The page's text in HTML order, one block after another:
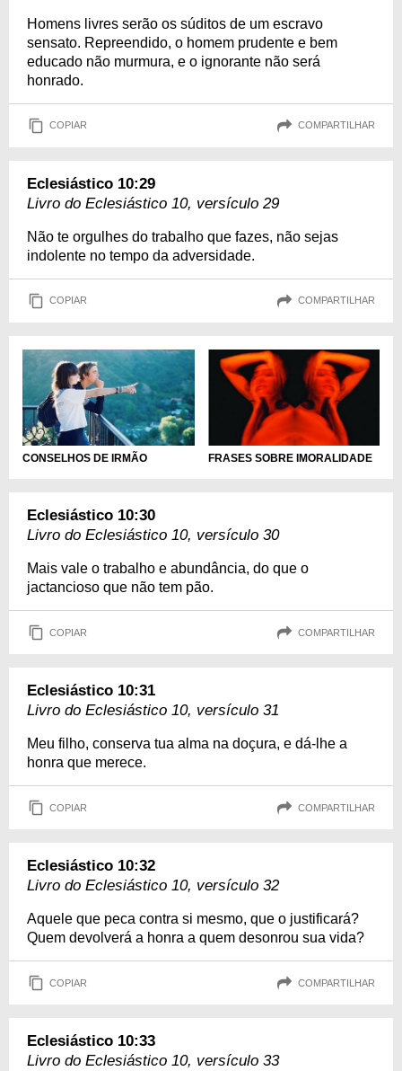
Homens livres serão os súditos de um escravo
sensato. Repreendido, o homem prudente e bem
educado não murmura, e o ignorante não será
honrado.
COPIAR COMPARTILHAR
Eclesiástico 10:29
Livro do Eclesiástico 10, versículo 29
Não te orgulhes do trabalho que fazes, não sejas
indolente no tempo da adversidade.
COPIAR COMPARTILHAR
CONSELHOS DE IRMÃO FRASES SOBRE IMORALIDADE
Eclesiástico 10:30
Livro do Eclesiástico 10, versículo 30
Mais vale o trabalho e abundância, do que o
jactancioso que não tem pão.
COPIAR COMPARTILHAR
Eclesiástico 10:31
Livro do Eclesiástico 10, versículo 31
Meu filho, conserva tua alma na doçura, e dá-lhe a
honra que merece.
COPIAR COMPARTILHAR
Eclesiástico 10:32
Livro do Eclesiástico 10, versículo 32
Aquele que peca contra si mesmo, que o justificará?
Quem devolverá a honra a quem desonrou sua vida?
COPIAR COMPARTILHAR
Eclesiástico 10:33
Livro do Eclesiástico 10, versículo 33